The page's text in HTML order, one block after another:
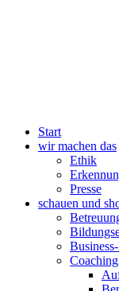
Start
wir machen das
Ethik
Presse
schauen und